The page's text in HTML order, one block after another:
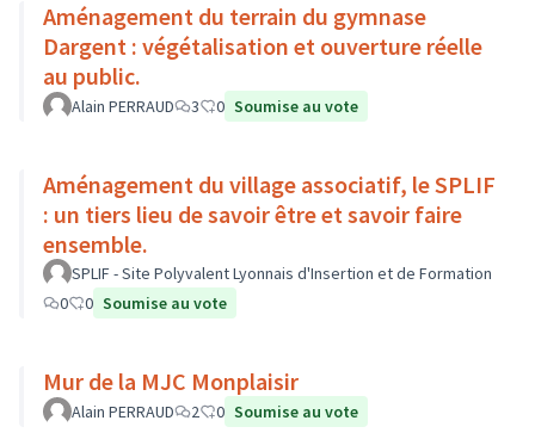
Aménagement du terrain du gymnase
Dargent : végétalisation et ouverture réelle
au public.
Alain PERRAUD 3 0 Soumise au vote
Aménagement du village associatif, le SPLIF
: un tiers lieu de savoir être et savoir faire
ensemble.
SPLIF - Site Polyvalent Lyonnais d'Insertion et de Formation
0
0 Soumise au vote
Mur de la MJC Monplaisir
Alain PERRAUD 2 0 Soumise au vote